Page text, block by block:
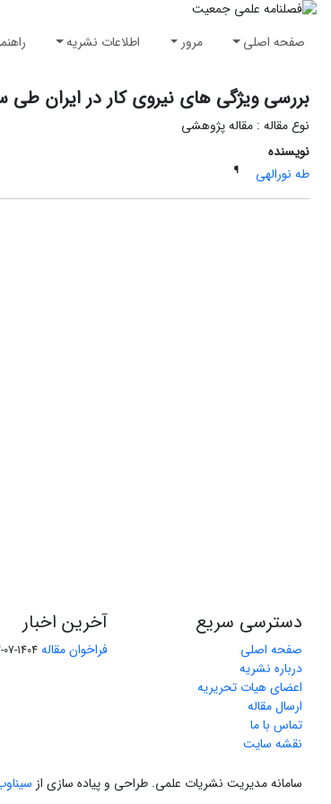
صفحه اصلی مرور اطلاعات نشریه
بررسی ویژگی های نیروی کار در ایران طی سالهای
نوع مقاله : مقاله پژوهشی
نویسنده
طه نورالهی
¶
دسترسی سریع
صفحه اصلی
درباره نشریه
اعضای هیات تحریریه
ارسال مقاله
تماس با ما
نقشه سایت
آخرین اخبار
فراخوان مقاله 1404-07-02
سامانه مدیریت نشریات علمی. طراحی و پیاده سازی از